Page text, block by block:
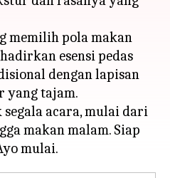
memilih pola makan
esensi pedas
dengan lapisan
yang tajam.
acara, mulai dari
makan malam. Siap